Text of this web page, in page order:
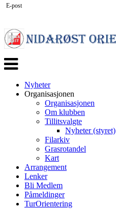
Veksle
navigasjon
Nyheter
Organisasjonen
Organisasjonen
Om klubben
Tillitsvalgte
Nyheter (styret)
Filarkiv
Grasrotandel
Kart
Arrangement
Lenker
Bli Medlem
Påmeldinger
TurOrientering
E-post